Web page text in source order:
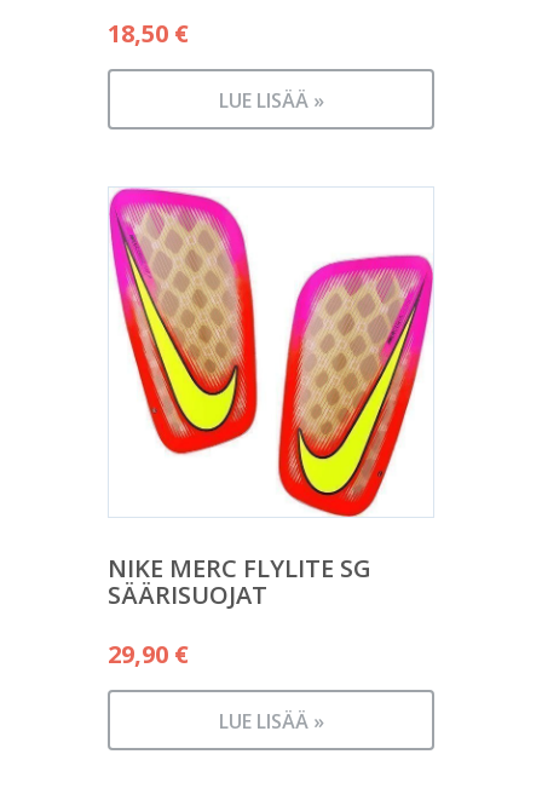
18,50 €
LUE LISÄÄ »
NIKE MERC FLYLITE SG
SÄÄRISUOJAT
29,90 €
LUE LISÄÄ »